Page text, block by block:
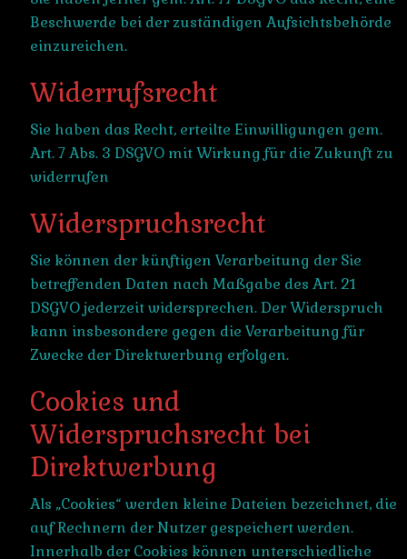
Beschwerde bei der zuständigen Aufsichtsbehörde
einzureichen.
Widerrufsrecht
Sie haben das Recht, erteilte Einwilligungen gem.
Art. 7 Abs. 3 DSGVO mit Wirkung für die Zukunft zu
widerrufen
Widerspruchsrecht
Sie können der künftigen Verarbeitung der Sie
betreffenden Daten nach Maßgabe des Art. 21
DSGVO jederzeit widersprechen. Der Widerspruch
kann insbesondere gegen die Verarbeitung für
Zwecke der Direktwerbung erfolgen.
Cookies und
Widerspruchsrecht bei
Direktwerbung
Als „Cookies“ werden kleine Dateien bezeichnet, die
auf Rechnern der Nutzer gespeichert werden.
Innerhalb der Cookies können unterschiedliche